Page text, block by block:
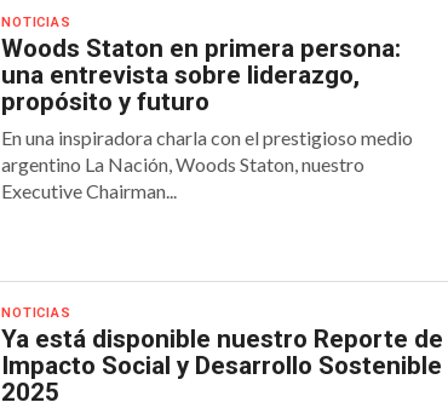
NOTICIAS
Woods Staton en primera persona:
una entrevista sobre liderazgo,
propósito y futuro
En una inspiradora charla con el prestigioso medio
argentino La Nación, Woods Staton, nuestro
Executive Chairman...
NOTICIAS
Ya está disponible nuestro Reporte de
Impacto Social y Desarrollo Sostenible
2025